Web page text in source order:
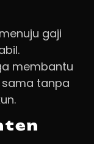
gaji
membantu
tanpa